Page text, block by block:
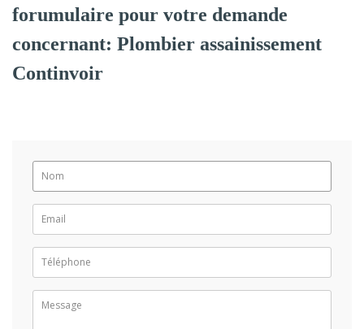
forumulaire pour votre demande
concernant: Plombier assainissement
Continvoir